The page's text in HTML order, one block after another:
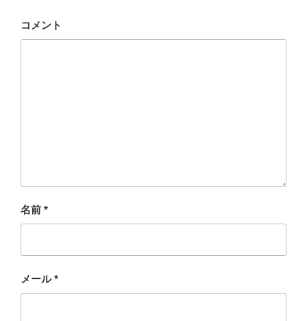
コメント
名前 *
メール*